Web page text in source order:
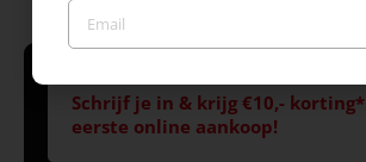
Schrijf je in & krijg €10,-
eerste online aankoop!